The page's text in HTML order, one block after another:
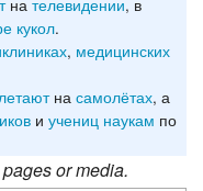
нателевидении, в
кукол.
, медицинских
насамолётах, а
иучениц наукам по
or media.